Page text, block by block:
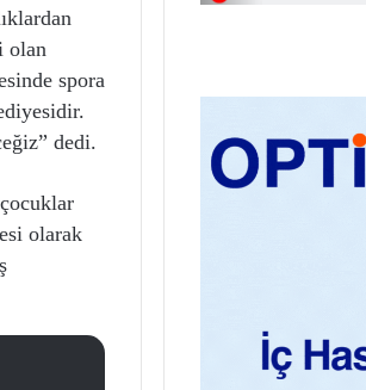
olan
spora
dedi.
olarak